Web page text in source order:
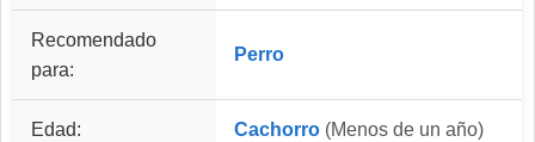
Recomendado
para:
Perro
Edad: Cachorro (Menos de un año)